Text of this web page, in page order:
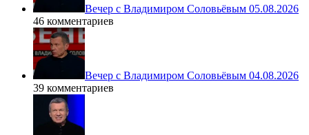
Вечер с Владимиром Соловьёвым 05.08.2026
46 комментариев
Вечер с Владимиром Соловьёвым 04.08.2026
39 комментариев